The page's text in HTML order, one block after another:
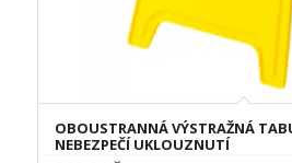
OBOUSTRANNÁ VÝSTRAŽNÁ
NEBEZPEČÍ UKLOUZNUTÍ